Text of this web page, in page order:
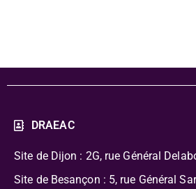
DRAEAC
Site de Dijon : 2G, rue Général
Site de Besançon : 5, rue Général